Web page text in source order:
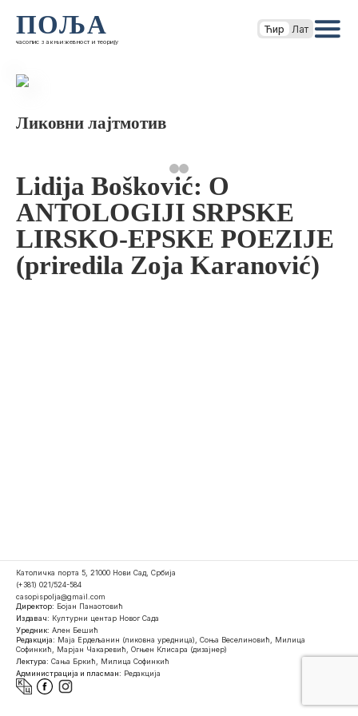
ПОЉА
часопис за књижевност и теорију
Ћир Лат
Ликовни лајтмотив
Lidija Bošković: O
ANTOLOGIJI SRPSKE
LIRSKO-EPSKE POEZIJE
(priredila Zoja Karanović)
Католичка порта 5, 21000 Нови Сад, Србија
(+381) 021/524-584
casopispolja@gmail.com
Директор: Бојан Панаотовић
Издавач: Културни центар Новог Сада
Уредник: Ален Бешић
Редакција: Маја Ердељанин (ликовна уредница), Соња Веселиновић, Милица
Софинкић, Марјан Чакаревић, Огњен Клисара (дизајнер)
Лектура: Сања Бркић, Милица Софинкић
Администрација и пласман: Редакција